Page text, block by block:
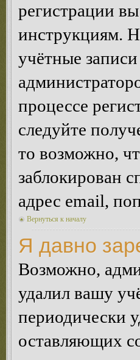
регистрации
инструкциям.
учётные
процессе
следуйте
то возможно,
заблокирован
адрес email,
Вернуться к началу
Я давно
Возможно,
удалил вашу
периодически
оставляющих